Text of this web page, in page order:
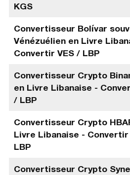
KGS
Convertisseur Bolívar
Vénézuélien en Livre
Convertir VES / LBP
Convertisseur Crypto
en Livre Libanaise -
/ LBP
Convertisseur Crypto
Livre Libanaise - Convertir
LBP
Convertisseur Crypto